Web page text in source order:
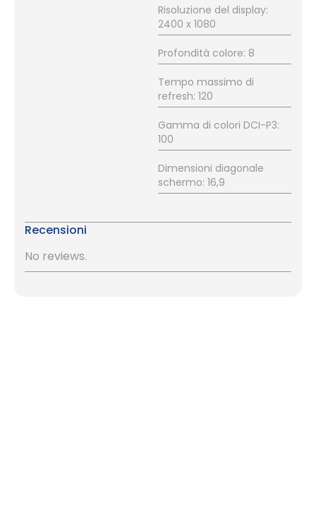
Risoluzione del display:
2400 x 1080
Profondità colore: 8
Tempo massimo di
refresh: 120
Gamma di colori DCI-P3:
100
Dimensioni diagonale
schermo: 16,9
Recensioni
No reviews.